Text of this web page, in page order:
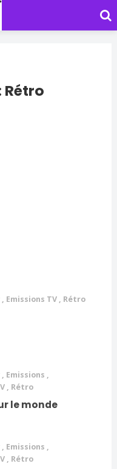
, Emissions TV , Rétro
, Emissions ,
, Rétro
le monde
, Emissions ,
, Rétro